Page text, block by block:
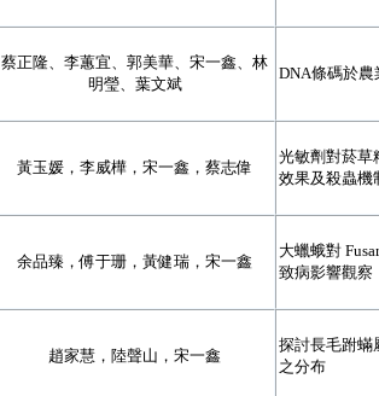
蔡正隆、李蕙宜、郭美華、宋一鑫、林
明瑩、葉文斌
DNA條碼於
黃玉媛，李威樺，宋一鑫，蔡志偉
光敏劑對菸草
效果及殺蟲機
余品臻，傅于珊，黃健瑞，宋一鑫
大蠟蛾對
致病影響觀察
趙家慧，陸聲山，宋一鑫
探討長毛跗蟎
之分布